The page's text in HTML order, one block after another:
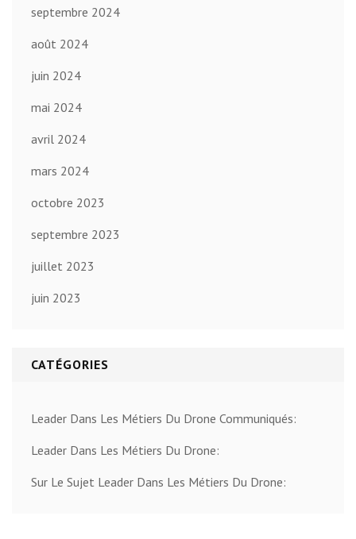
septembre 2024
août 2024
juin 2024
mai 2024
avril 2024
mars 2024
octobre 2023
septembre 2023
juillet 2023
juin 2023
CATÉGORIES
Leader Dans Les Métiers Du Drone Communiqués:
Leader Dans Les Métiers Du Drone:
Sur Le Sujet Leader Dans Les Métiers Du Drone: